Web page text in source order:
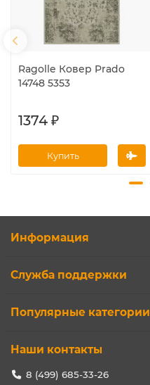
Ragolle Ковер Prado
14748 5353
1374 ₽
Купить
Информация
Служба поддержки
Популярные категории
Наши контакты
8 (499) 685-33-26